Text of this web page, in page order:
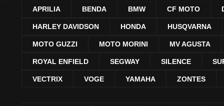
APRILIA BENDA BMW CF MOTO
HARLEY DAVIDSON HONDA HUSQVARNA
MOTO GUZZI MOTO MORINI MV AGUSTA
ROYAL ENFIELD SEGWAY SILENCE
VECTRIX VOGE YAMAHA ZONTES